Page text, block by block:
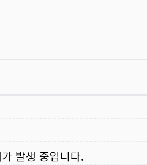
발생 중입니다.